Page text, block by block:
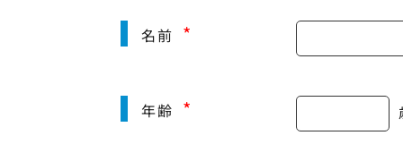
名前 *
年齢 *